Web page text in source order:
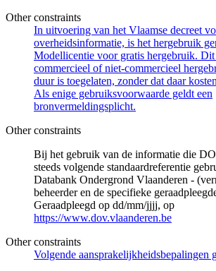
Other constraints
In uitvoering van het Vlaamse decreet
overheidsinformatie, is het hergebruik
Modellicentie voor gratis hergebruik. Dit
commercieel of niet-commercieel
duur is toegelaten, zonder dat daar
Als enige gebruiksvoorwaarde geldt een
bronvermeldingsplicht.
Other constraints
Bij het gebruik van de informatie die
steeds volgende standaardreferentie
Databank Ondergrond Vlaanderen -
beheerder en de specifieke
Geraadpleegd op dd/mm/jjjj, op
https://www.dov.vlaanderen.be
Other constraints
Volgende aansprakelijkheidsbepalingen